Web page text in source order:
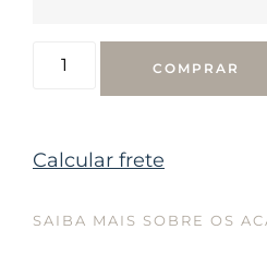
COMPRAR
Calcular frete
SAIBA MAIS SOBRE OS